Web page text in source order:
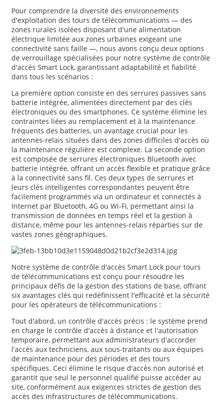
Pour comprendre la diversité des environnements
d'exploitation des tours de télécommunications — des
zones rurales isolées disposant d'une alimentation
électrique limitée aux zones urbaines exigeant une
connectivité sans faille —, nous avons conçu deux options
de verrouillage spécialisées pour notre système de contrôle
d'accès Smart Lock, garantissant adaptabilité et fiabilité
dans tous les scénarios :
La première option consiste en des serrures passives sans
batterie intégrée, alimentées directement par des clés
électroniques ou des smartphones. Ce système élimine les
contraintes liées au remplacement et à la maintenance
fréquents des batteries, un avantage crucial pour les
antennes-relais situées dans des zones difficiles d'accès où
la maintenance régulière est complexe. La seconde option
est composée de serrures électroniques Bluetooth avec
batterie intégrée, offrant un accès flexible et pratique grâce
à la connectivité sans fil. Ces deux types de serrures et
leurs clés intelligentes correspondantes peuvent être
facilement programmés via un ordinateur et connectés à
Internet par Bluetooth, 4G ou Wi-Fi, permettant ainsi la
transmission de données en temps réel et la gestion à
distance, même pour les antennes-relais réparties sur de
vastes zones géographiques.
Notre système de contrôle d'accès Smart Lock pour tours
de télécommunications est conçu pour résoudre les
principaux défis de la gestion des stations de base, offrant
six avantages clés qui redéfinissent l'efficacité et la sécurité
pour les opérateurs de télécommunications :
Tout d'abord, un contrôle d'accès précis : le système prend
en charge le contrôle d'accès à distance et l'autorisation
temporaire, permettant aux administrateurs d'accorder
l'accès aux techniciens, aux sous-traitants ou aux équipes
de maintenance pour des périodes et des tours
spécifiques. Ceci élimine le risque d'accès non autorisé et
garantit que seul le personnel qualifié puisse accéder au
site, conformément aux exigences strictes de gestion des
accès des infrastructures de télécommunications.